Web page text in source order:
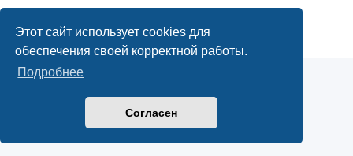
Этот сайт использует cookies для
обеспечения своей корректной работы.
Подробнее
Согласен
Русская поддержка phpBB